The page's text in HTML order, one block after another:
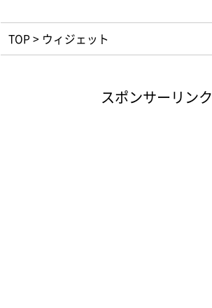
TOP > ウィジェット
スポンサーリンク